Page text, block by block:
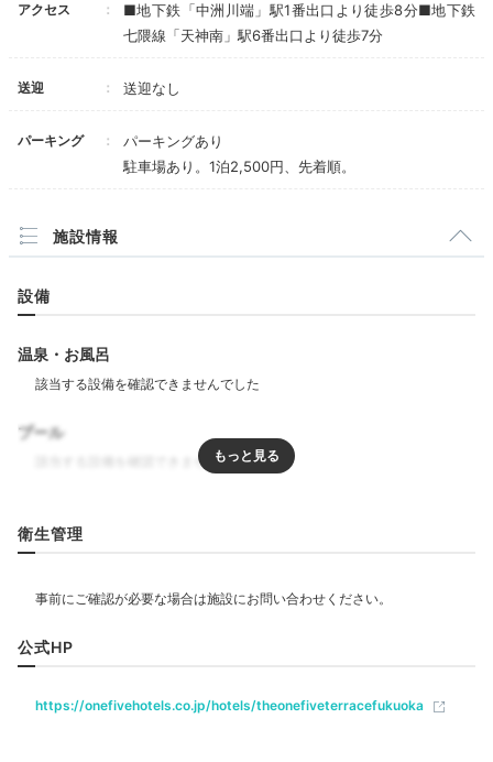
客室でごろごろした後は、近くの「キャナルシティ博
多」へお散歩に出かけました。ホテルから子供も歩ける
福岡らしい夕食で
お腹も心も満たして
う。ホテル周辺の中洲エリアは福岡グルメが大集結。博
き」、新鮮な海鮮など食べたいものを相談してみて。
アクセス
■地下鉄「中洲川端」駅1番出口より徒歩8分■地下鉄
七隈線「天神南」駅6番出口より徒歩7分
送迎 送迎なし
パーキング
パーキングあり
駐車場あり。1泊2,500円、先着順。
施設情報
設備
温泉・お風呂
プール
飲食
ベビー＆子供関連
衛生管理
公式HP
https://onefivehotels.co.jp/hotels/theonefiveterracefukuoka